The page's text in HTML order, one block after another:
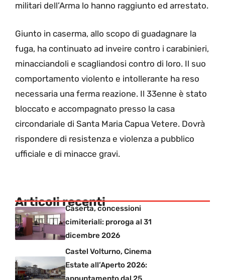
militari dell’Arma lo hanno raggiunto ed arrestato.
Giunto in caserma, allo scopo di guadagnare la
fuga, ha continuato ad inveire contro i carabinieri,
minacciandoli e scagliandosi contro di loro. Il suo
comportamento violento e intollerante ha reso
necessaria una ferma reazione. Il 33enne è stato
bloccato e accompagnato presso la casa
circondariale di Santa Maria Capua Vetere. Dovrà
rispondere di resistenza e violenza a pubblico
ufficiale e di minacce gravi.
Articoli recenti
Caserta, concessioni
cimiteriali: proroga al 31
dicembre 2026
Castel Volturno, Cinema
Estate all’Aperto 2026: